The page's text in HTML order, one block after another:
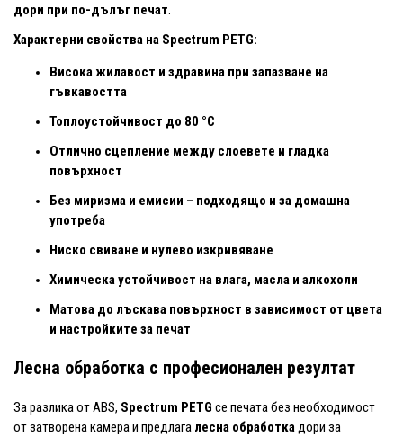
дори при по-дълъг печат.
Характерни свойства на Spectrum PETG:
Висока жилавост и здравина при запазване на
гъвкавостта
Топлоустойчивост до 80 °C
Отлично сцепление между слоевете и гладка
повърхност
Без миризма и емисии – подходящо и за домашна
употреба
Ниско свиване и нулево изкривяване
Химическа устойчивост на влага, масла и алкохоли
Матова до лъскава повърхност в зависимост от цвета
и настройките за печат
Лесна обработка с професионален резултат
За разлика от ABS, Spectrum PETG се печата без необходимост
от затворена камера и предлага лесна обработкадори за